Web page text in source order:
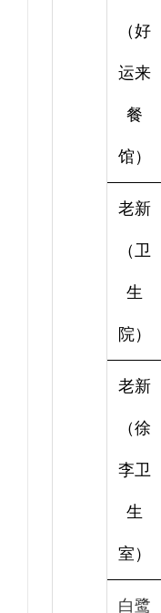
（好
运来
餐
馆）
老新
（卫
生
院）
老新
（徐
李卫
生
室）
白鹭